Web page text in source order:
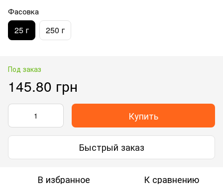
Фасовка
25 г 250 г
Под заказ
145.80 грн
Купить
Быстрый заказ
В избранное К сравнению